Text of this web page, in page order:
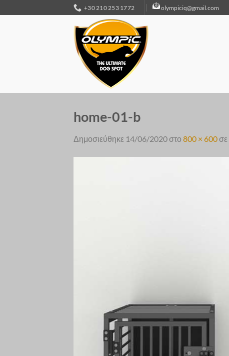
στο
+30 210 253 1772 olympiciq@gmail.com
home-01-b
Δημοσιεύθηκε 14/06/2020στο 800 × 600σε